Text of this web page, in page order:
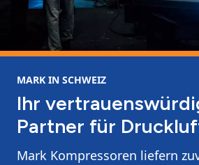
MARK IN SCHWEIZ
Ihr
Partner für
Mark Kompressoren liefern